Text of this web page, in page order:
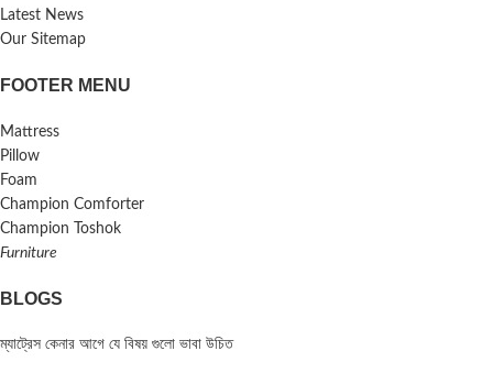
Latest News
Our Sitemap
FOOTER MENU
Mattress
Pillow
Foam
Champion Comforter
Champion Toshok
Furniture
BLOGS
ম্যাট্রেস কেনার আগে যে বিষয় গুলো ভাবা উচিত